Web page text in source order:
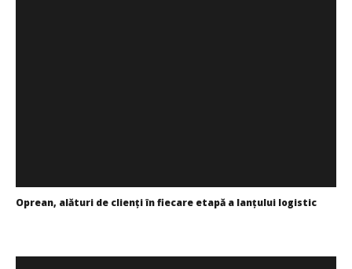
Oprean, alături de clienţi în fiecare etapă a lanţului logistic